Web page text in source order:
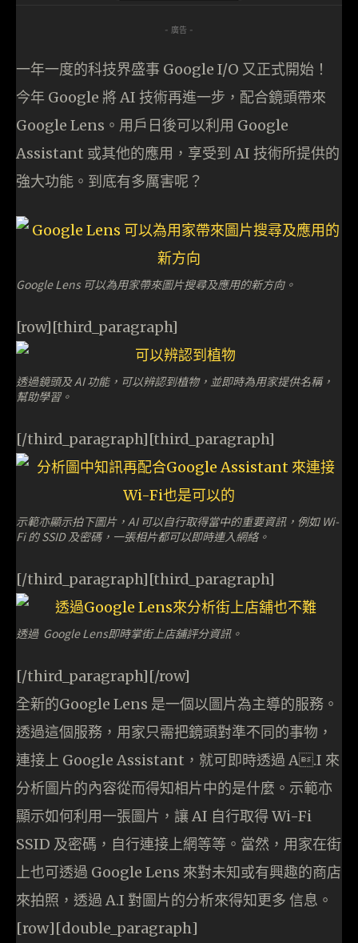
- 廣告 -
一年一度的科技界盛事 Google I/O 又正式開始！
今年 Google 將 AI 技術再進一步，配合鏡頭帶來
Google Lens。用戶日後可以利用 Google
Assistant 或其他的應用，享受到 AI 技術所提供的
強大功能。到底有多厲害呢？
Google Lens 可以為用家帶來圖片搜尋及應用的新方向。
[row][third_paragraph]
透過鏡頭及 AI 功能，可以辨認到植物，並即時為用家提供名稱，
幫助學習。
[/third_paragraph][third_paragraph]
示範亦顯示拍下圖片，AI 可以自行取得當中的重要資訊，例如 Wi-
Fi 的 SSID 及密碼，一張相片都可以即時連入網絡。
[/third_paragraph][third_paragraph]
透過 Google Lens即時掌街上店舖評分資訊。
[/third_paragraph][/row]
全新的Google Lens 是一個以圖片為主導的服務。
透過這個服務，用家只需把鏡頭對準不同的事物，
連接上 Google Assistant，就可即時透過 A.I 來
分析圖片的內容從而得知相片中的是什麼。示範亦
顯示如何利用一張圖片，讓 AI 自行取得 Wi-Fi
SSID 及密碼，自行連接上網等等。當然，用家在街
上也可透過 Google Lens 來對未知或有興趣的商店
來拍照，透過 A.I 對圖片的分析來得知更多 信息。
[row][double_paragraph]